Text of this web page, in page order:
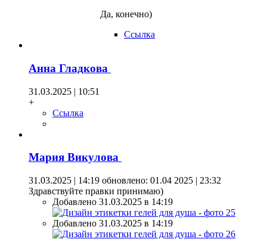
Да, конечно)
Ссылка
Анна Гладкова
31.03.2025 | 10:51
+
Ссылка
Мария Викулова
31.03.2025 | 14:19 обновлено: 01.04 2025 | 23:32
Здравствуйте правки принимаю)
Добавлено 31.03.2025 в 14:19
Добавлено 31.03.2025 в 14:19